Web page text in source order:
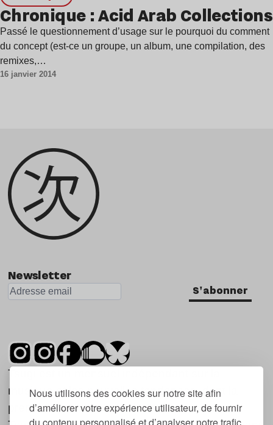
Nous utilisons des cookies sur notre site afin
d’améliorer votre expérience utilisateur, de fournir
Chronique : Acid Arab Collections
Passé le questionnement d’usage sur le pourquoi du comment
du concept (est-ce un groupe, un album, une compilation, des
remixes,…
16 janvier 2014
Newsletter
S'abonner
Tsugi est un mensuel indépendant sur la
musique et les nouvelles tendances, dont la
première parution date de 2007.